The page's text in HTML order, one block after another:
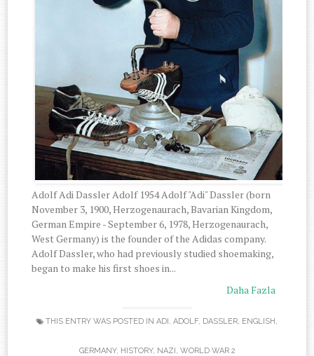
Adolf Adi Dassler Adolf 1954 Adolf "Adi" Dassler (born
November 3, 1900, Herzogenaurach, Bavarian Kingdom,
German Empire - September 6, 1978, Herzogenaurach,
West Germany) is the founder of the Adidas company.
Adolf Dassler, who had previously studied shoemaking,
began to make his first shoes in...
Daha Fazla
THIS ENTRY WAS POSTED IN ADI, ADOLF, DASSLER, ENGLISH,
GERMANY, HISTORY, NAZI, WORLD WAR 2